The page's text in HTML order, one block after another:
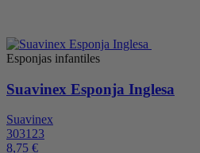
Esponjas infantiles
Suavinex Esponja Inglesa
Suavinex
303123
8,75 €